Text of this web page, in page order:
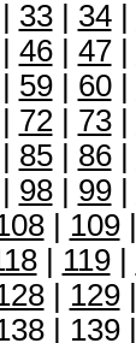
33| 34|
46| 47|
59| 60|
72| 73|
85| 86|
98| 99|
| 109|
| 119|
| 129|
| 139|